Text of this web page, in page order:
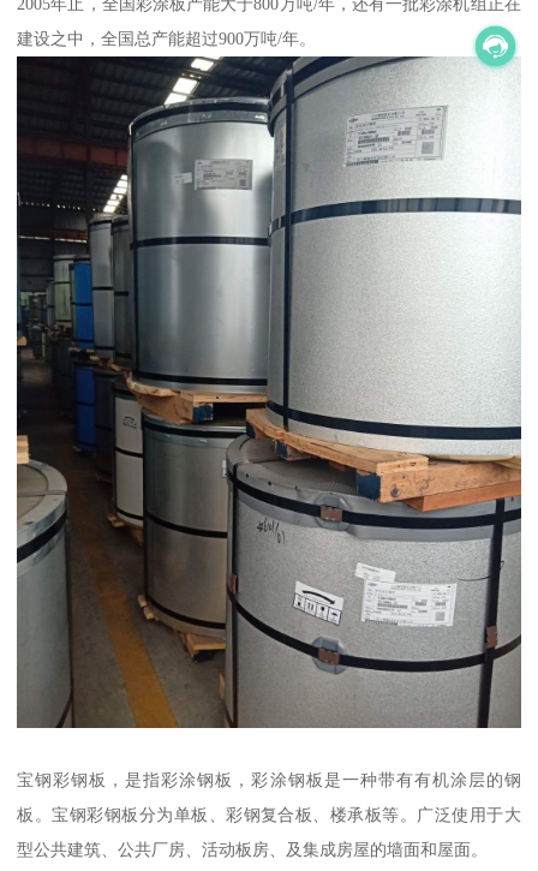
建设之中，全国总产能超过900万吨/年。
宝钢彩钢板，是指彩涂钢板，彩涂钢板是一种带有有机涂层的钢
板。宝钢彩钢板分为单板、彩钢复合板、楼承板等。广泛使用于大
型公共建筑、公共厂房、活动板房、及集成房屋的墙面和屋面。